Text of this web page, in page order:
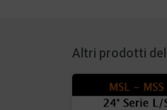
Altri prodotti